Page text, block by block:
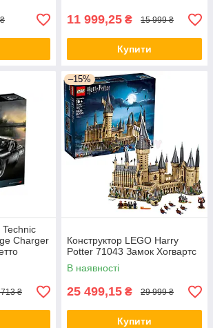
БАГАТИЙ ВИБІР
більше 10 000 найменувань:
для смартфонів і планшетів тощо.
11 999,25 ₴ 15 999 ₴
Купити
Technic
Charger
₴
–15%
Конструктор LEGO Harry
Potter 71043 Замок Хогвартс
В наявності
25 499,15 ₴ 29 999 ₴
Купити